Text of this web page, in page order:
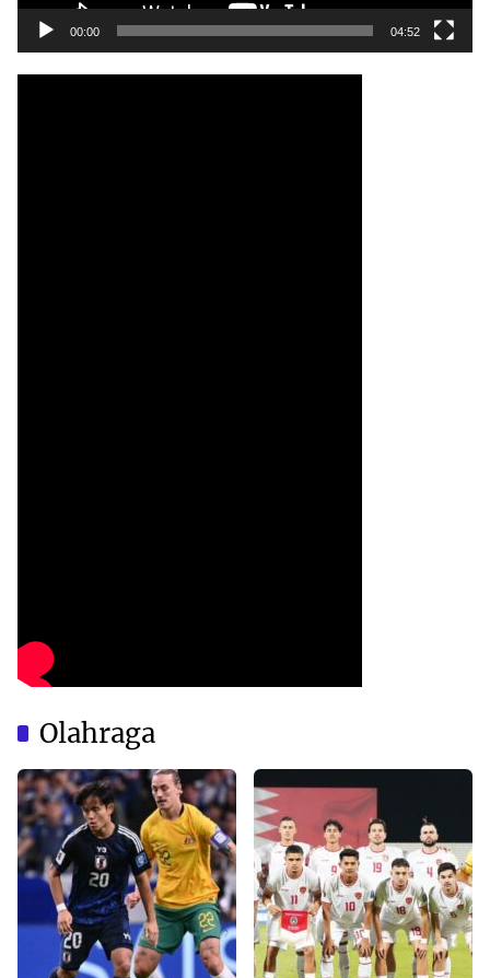
00:00 04:52
Olahraga